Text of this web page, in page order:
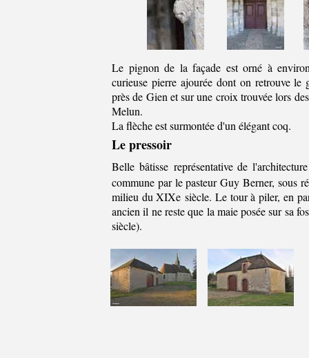
Le pignon de la façade est orné à
curieuse pierre ajourée dont on retrouve le
près de Gien et sur une croix trouvée lors
Melun.
La flèche est surmontée d'un élégant coq.
Le pressoir
Belle bâtisse représentative de
commune par le pasteur Guy Berner, sous
milieu du XIXe siècle. Le tour à piler, en
ancien il ne reste que la maie posée sur sa
siècle).